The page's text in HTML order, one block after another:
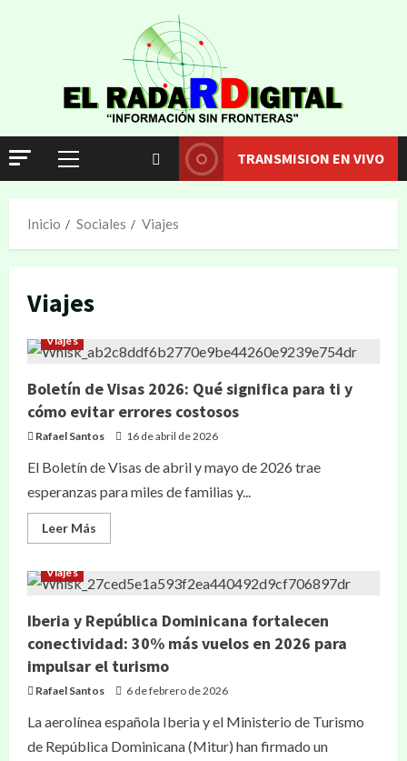
TRANSMISION EN VIVO
Inicio Sociales Viajes
Viajes
Viajes
Boletín de Visas 2026: Qué significa para ti y
cómo evitar errores costosos
Rafael Santos 16 de abril de 2026
El Boletín de Visas de abril y mayo de 2026 trae
esperanzas para miles de familias y...
Leer Más
Viajes
Iberia y República Dominicana fortalecen
conectividad: 30% más vuelos en 2026 para
impulsar el turismo
Rafael Santos 6 de febrero de 2026
La aerolínea española Iberia y el Ministerio de Turismo
de República Dominicana (Mitur) han firmado un